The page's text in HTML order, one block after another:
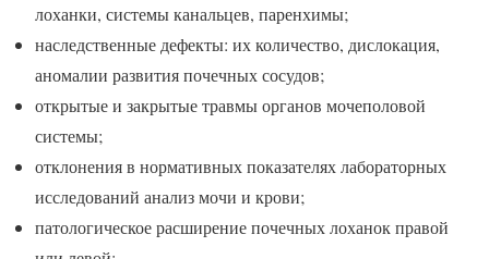
лоханки, системы канальцев, паренхимы;
наследственные дефекты: их количество, дислокация,
аномалии развития почечных сосудов;
открытые и закрытые травмы органов мочеполовой
системы;
отклонения в нормативных показателях лабораторных
исследований анализ мочи и крови;
патологическое расширение почечных лоханок правой